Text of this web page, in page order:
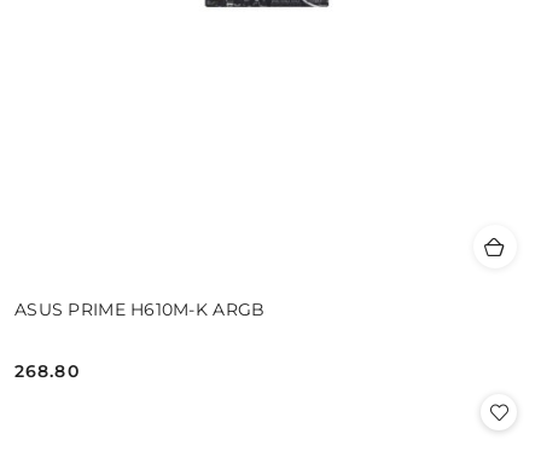
ASUS PRIME H610M-K ARGB
Cena:
268.80